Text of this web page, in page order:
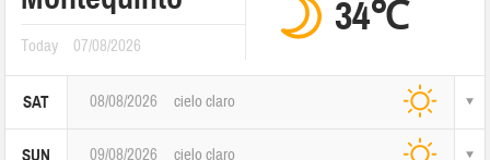
Today 07/08/2026
34℃
SAT 08/08/2026 cielo claro
SUN 09/08/2026 cielo claro